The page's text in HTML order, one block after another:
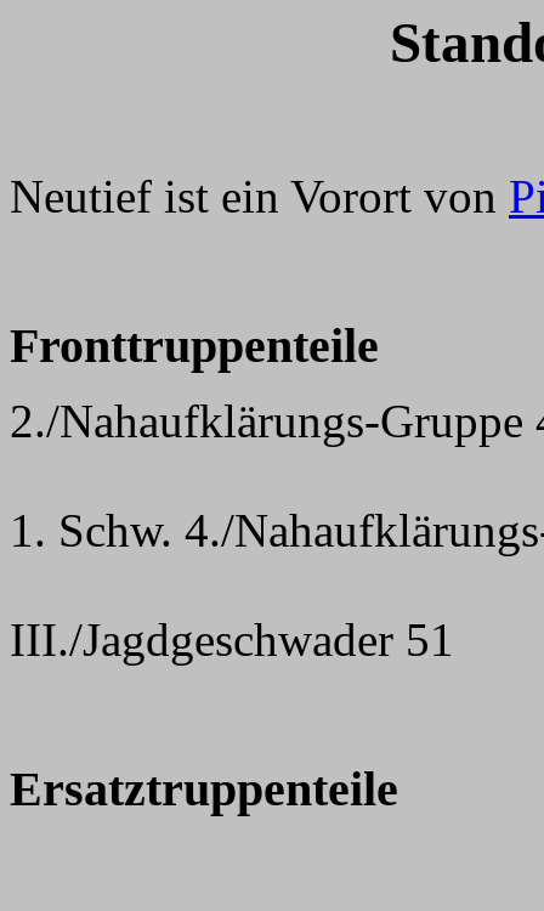
Neutief ist ein Vorort von
Fronttruppenteile
2./Nahaufklärungs-Gruppe
1. Schw. 4./
III./Jagdgeschwader 51
Ersatztruppenteile